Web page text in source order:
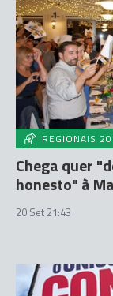
REGIONAIS
Chega quer
honesto" à
20 Set 21:43